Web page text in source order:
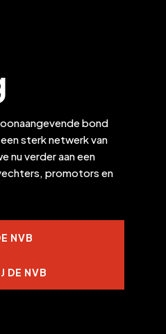
bond
sterk netwerk van
nu verder aan een
promotors en
NVB
DE NVB